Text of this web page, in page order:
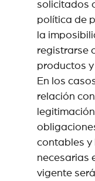
solicitados
política de
la
registrarse
productos
En los
relación
contables y
necesarias
vigente